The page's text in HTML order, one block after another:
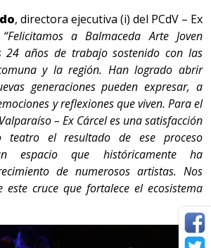
, directora ejecutiva (i) del PCdV – Ex
“Felicitamos a Balmaceda Arte Joven
24 años de trabajo sostenido con las
y la región. Han logrado abrir
generaciones pueden expresar, a
y reflexiones que viven. Para el
– Ex Cárcel es una satisfacción
teatro el resultado de ese proceso
espacio que históricamente ha
de numerosos artistas. Nos
cruce que fortalece el ecosistema